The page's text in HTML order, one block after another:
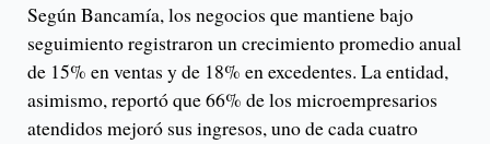
Según Bancamía, los negocios que mantiene bajo
seguimiento registraron un crecimiento promedio anual
de 15% en ventas y de 18% en excedentes. La entidad,
asimismo, reportó que 66% de los microempresarios
atendidos mejoró sus ingresos, uno de cada cuatro